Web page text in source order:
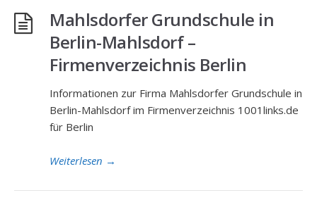
Mahlsdorfer Grundschule in
Berlin-Mahlsdorf –
Firmenverzeichnis Berlin
Informationen zur Firma Mahlsdorfer Grundschule in
Berlin-Mahlsdorf im Firmenverzeichnis 1001links.de
für Berlin
Weiterlesen →